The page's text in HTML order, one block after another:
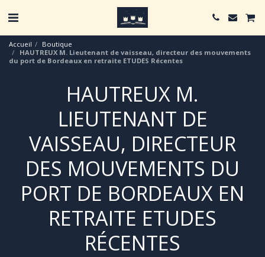
Accueil
Boutique
HAUTREUX M. Lieutenant de vaisseau, directeur des mouvements
du port de Bordeaux en retraite ETUDES Récentes
HAUTREUX M.
LIEUTENANT DE
VAISSEAU, DIRECTEUR
DES MOUVEMENTS DU
PORT DE BORDEAUX EN
RETRAITE ETUDES
RÉCENTES